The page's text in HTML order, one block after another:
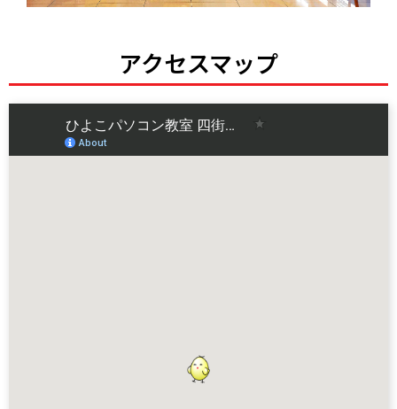
アクセスマップ